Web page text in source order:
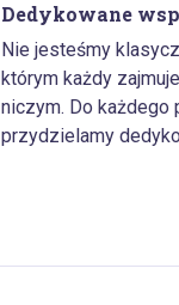
Dedykowane
Nie jesteśmy
którym każdy
niczym. Do każdego
przydzielamy